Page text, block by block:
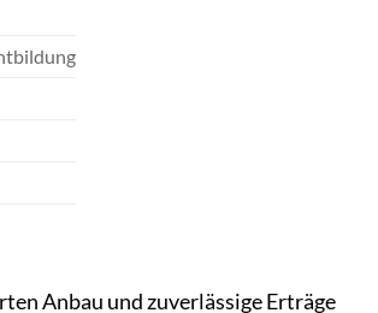
Anbau und zuverlässige Erträge